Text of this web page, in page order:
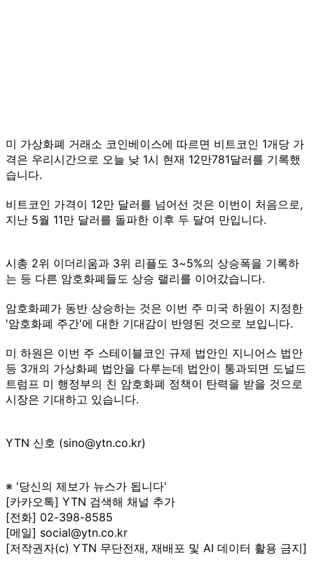
미 가상화폐 거래소 코인베이스에 따르면 비트코인 1개당 가
격은 우리시간으로 오늘 낮 1시 현재 12만781달러를 기록했
습니다.
비트코인 가격이 12만 달러를 넘어선 것은 이번이 처음으로,
지난 5월 11만 달러를 돌파한 이후 두 달여 만입니다.
시총 2위 이더리움과 3위 리플도 3~5%의 상승폭을 기록하
는 등 다른 암호화폐들도 상승 랠리를 이어갔습니다.
암호화폐가 동반 상승하는 것은 이번 주 미국 하원이 지정한
'암호화폐 주간'에 대한 기대감이 반영된 것으로 보입니다.
미 하원은 이번 주 스테이블코인 규제 법안인 지니어스 법안
등 3개의 가상화폐 법안을 다루는데 법안이 통과되면 도널드
트럼프 미 행정부의 친 암호화폐 정책이 탄력을 받을 것으로
시장은 기대하고 있습니다.
YTN 신호 (sino@ytn.co.kr)
※ '당신의 제보가 뉴스가 됩니다'
[카카오톡] YTN 검색해 채널 추가
[전화] 02-398-8585
[메일] social@ytn.co.kr
[저작권자(c) YTN 무단전재, 재배포 및 AI 데이터 활용 금지]